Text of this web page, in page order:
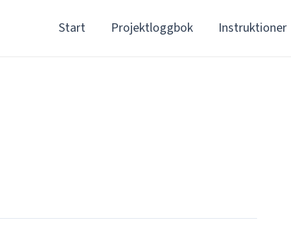
Start Projektloggbok Instruktioner